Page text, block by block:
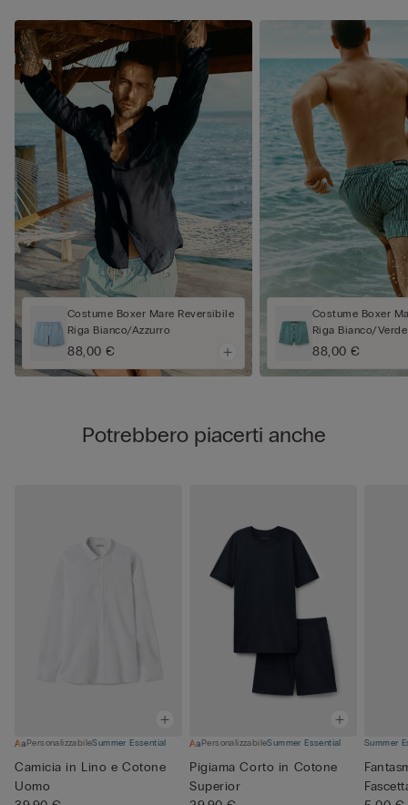
Costume Boxer Mare Reversibile
Riga Bianco/Azzurro
88,00 €
Costume Boxer
Riga Bianco/Verde
88,00 €
Potrebbero piacerti anche
PersonalizzabileSummer Essential
Camicia in Lino e Cotone
Uomo
PersonalizzabileSummer Essential
Pigiama Corto in Cotone
Superior
Summer